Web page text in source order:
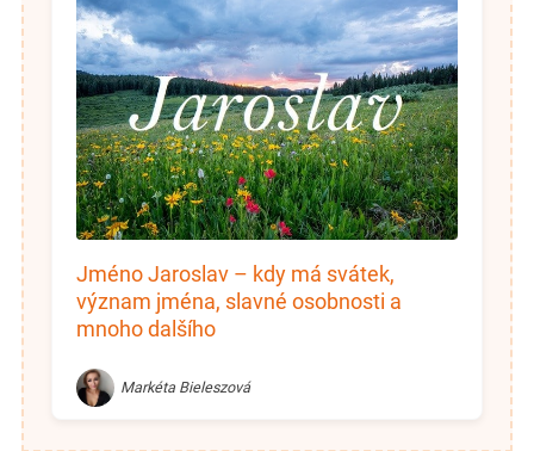
Jméno Jaroslav – kdy má svátek,
význam jména, slavné osobnosti a
mnoho dalšího
Markéta Bieleszová